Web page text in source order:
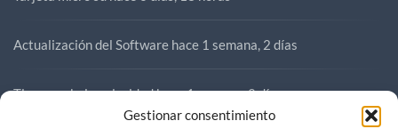
Gestionar consentimiento
Actualización del Software hace 1 semana, 2 días
Tirones a baja velocidadhace 1 semana, 2 días